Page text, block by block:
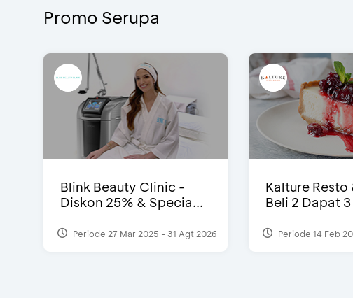
Promo Serupa
Blink Beauty Clinic -
Diskon 25% & Specia...
Periode 27 Mar 2025 - 31 Agt 2026
Kalture Resto
Beli 2 Dapat 3
Periode 14 Feb